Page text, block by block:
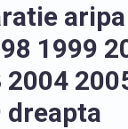
1999
2004
dreapta